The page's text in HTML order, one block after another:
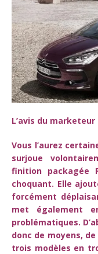
L’avis du marketeur
Vous l’aurez
surjoue
finition packagée
choquant. Elle
forcément
met également
problématiques.
donc de moyens,
trois modèles en